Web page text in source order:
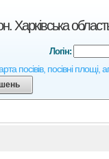
Харківська
посівів, посівні
Логін: